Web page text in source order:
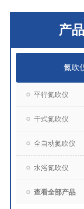
产
氮吹
平行氮吹仪
干式氮吹仪
全自动氮吹仪
水浴氮吹仪
查看全部产品